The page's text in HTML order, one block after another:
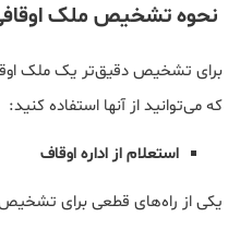
نحوه تشخیص ملک
برای تشخیص دقیق‌تر یک ملک
که می‌توانید از آنها استفاده کنید:
استعلام از اداره اوقاف
یکی از راه‌های قطعی برای